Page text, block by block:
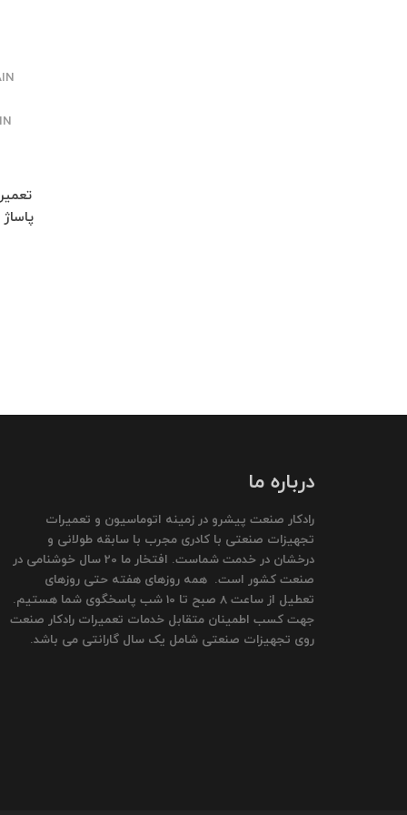
درباره ما
رادکار صنعت پیشرو در زمینه اتوماسیون و تعمیرات
تجهیزات صنعتی با کادری مجرب با سابقه طولانی و
درخشان در خدمت شماست. افتخار ما 20 سال خوشنامی در
صنعت کشور است. همه روزهای هفته حتی روزهای
تعطیل از ساعت 8 صبح تا 10 شب پاسخگوی شما هستیم.
جهت کسب اطمینان متقابل خدمات تعمیرات رادکار صنعت
روی تجهیزات صنعتی شامل یک سال گارانتی می باشد.